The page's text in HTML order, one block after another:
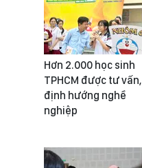
Hơn 2.000 học sinh
TPHCM được tư vấn,
định hướng nghề
nghiệp